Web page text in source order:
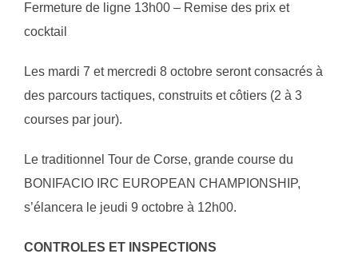
Fermeture de ligne 13h00 – Remise des prix et
cocktail
Les mardi 7 et mercredi 8 octobre seront consacrés à
des parcours tactiques, construits et côtiers (2 à 3
courses par jour).
Le traditionnel Tour de Corse, grande course du
BONIFACIO IRC EUROPEAN CHAMPIONSHIP,
s’élancera le jeudi 9 octobre à 12h00.
CONTROLES ET INSPECTIONS